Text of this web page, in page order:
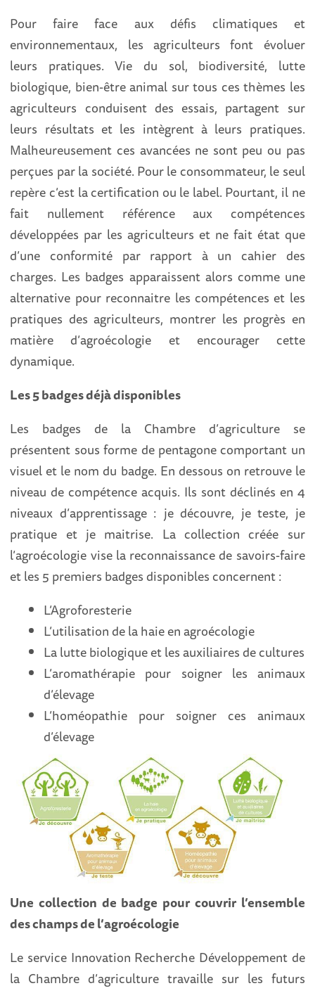
Pour faire face aux défis climatiques et
environnementaux, les agriculteurs font évoluer
leurs pratiques. Vie du sol, biodiversité, lutte
biologique, bien-être animal sur tous ces thèmes les
agriculteurs conduisent des essais, partagent sur
leurs résultats et les intègrent à leurs pratiques.
Malheureusement ces avancées ne sont peu ou pas
perçues par la société. Pour le consommateur, le seul
repère c’est la certification ou le label. Pourtant, il ne
fait nullement référence aux compétences
développées par les agriculteurs et ne fait état que
d’une conformité par rapport à un cahier des
charges. Les badges apparaissent alors comme une
alternative pour reconnaitre les compétences et les
pratiques des agriculteurs, montrer les progrès en
matière d’agroécologie et encourager cette
dynamique.
Les 5 badges déjà disponibles
Les badges de la Chambre d’agriculture se
présentent sous forme de pentagone comportant un
visuel et le nom du badge. En dessous on retrouve le
niveau de compétence acquis. Ils sont déclinés en 4
niveaux d’apprentissage : je découvre, je teste, je
pratique et je maitrise. La collection créée sur
l’agroécologie vise la reconnaissance de savoirs-faire
et les 5 premiers badges disponibles concernent :
L’Agroforesterie
L’utilisation de la haie en agroécologie
La lutte biologique et les auxiliaires de cultures
L’aromathérapie pour soigner les animaux
d’élevage
L’homéopathie pour soigner ces animaux
d’élevage
Une collection de badge pour couvrir l’ensemble
des champs de l’agroécologie
Le service Innovation Recherche Développement de
la Chambre d’agriculture travaille sur les futurs